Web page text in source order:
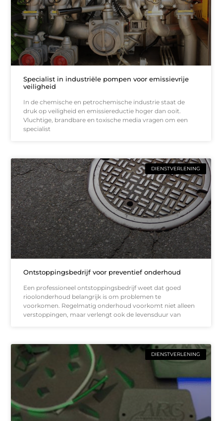
Specialist in industriële pompen voor emissievrije
veiligheid
In de chemische en petrochemische industrie staat de
druk op veiligheid en emissiereductie hoger dan ooit.
Vluchtige, brandbare en toxische media vragen om een
specialist
DIENSTVERLENING
Ontstoppingsbedrijf voor preventief onderhoud
Een professioneel ontstoppingsbedrijf weet dat goed
rioolonderhoud belangrijk is om problemen te
voorkomen. Regelmatig onderhoud voorkomt niet alleen
verstoppingen, maar verlengt ook de levensduur van
DIENSTVERLENING